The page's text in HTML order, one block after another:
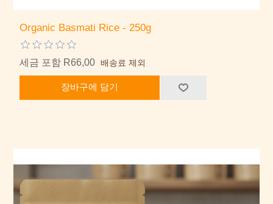
Organic Basmati Rice - 250g
세금 포함 R66,00 배송료 제외
장바구에 담기